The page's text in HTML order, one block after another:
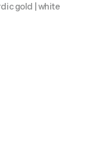
gold | white